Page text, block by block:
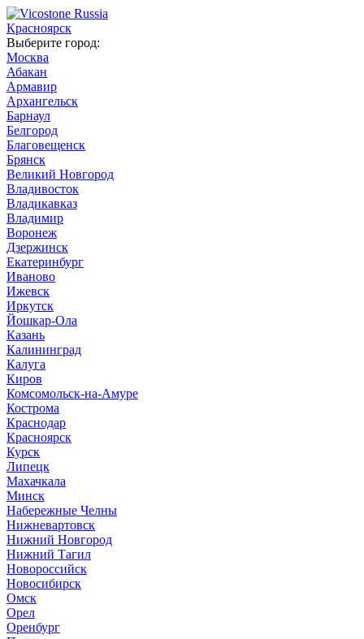
Красноярск
Выберите город:
Москва
Абакан
Армавир
Архангельск
Барнаул
Белгород
Благовещенск
Брянск
Великий Новгород
Владивосток
Владикавказ
Владимир
Воронеж
Дзержинск
Екатеринбург
Иваново
Ижевск
Иркутск
Йошкар-Ола
Казань
Калининград
Калуга
Киров
Комсомольск-на-Амуре
Кострома
Краснодар
Красноярск
Курск
Липецк
Махачкала
Минск
Набережные Челны
Нижневартовск
Нижний Новгород
Нижний Тагил
Новороссийск
Новосибирск
Омск
Орел
Оренбург